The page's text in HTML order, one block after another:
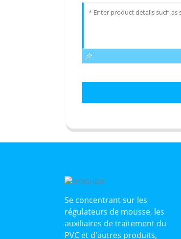
Se concentrant sur les
régulateurs de mousse, les
auxiliaires de traitement du
PVC et d'autres produits,